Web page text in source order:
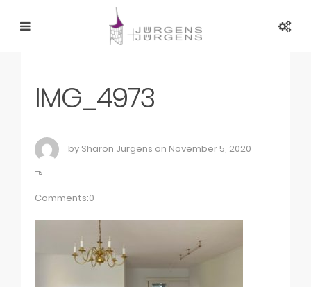
IMG_4973
by Sharon Jürgens on November 5, 2020
Comments:0